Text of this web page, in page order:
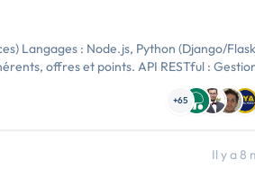
Langages : Node.js, Python (Django/
offres et points. API RESTful :
+65
Il y a 8